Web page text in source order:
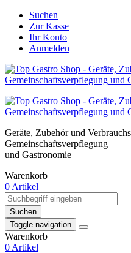
Suchen
Zur Kasse
Ihr Konto
Anmelden
Geräte, Zubehör und
Gemeinschaftsverpflegung
und Gastronomie
Warenkorb
0 Artikel
Suchen
Toggle navigation
Warenkorb
0 Artikel